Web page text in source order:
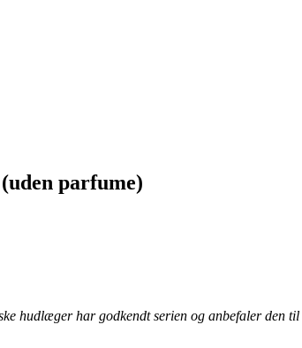
parfume)
hudlæger har godkendt serien og anbefaler den